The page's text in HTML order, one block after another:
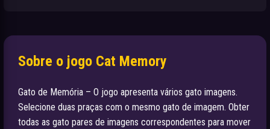
Sobre o jogo Cat Memory
Gato de Memória – O jogo apresenta vários gato imagens.
Selecione duas praças com o mesmo gato de imagem. Obter
todas as gato pares de imagens correspondentes para mover